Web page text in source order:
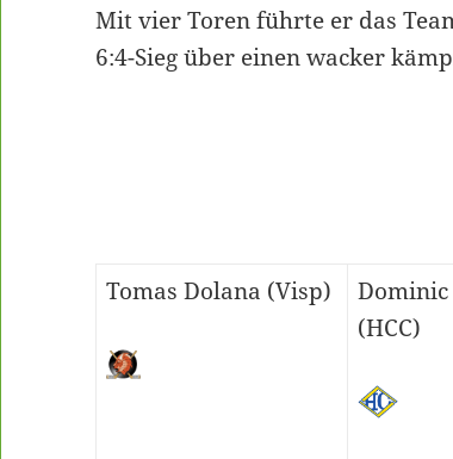
Mit vier Toren führte er das
6:4-Sieg über einen wacker
Tomas Dolana (Visp)
Dominic
(HCC)